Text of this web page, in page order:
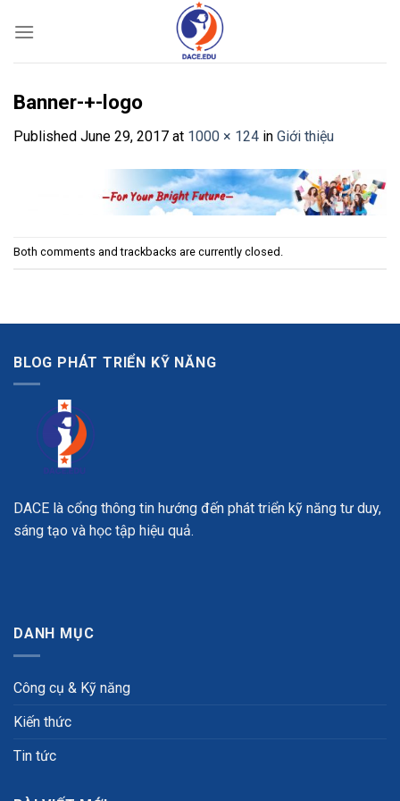
Banner-+-logo
Published June 29, 2017 at 1000 × 124 in Giới thiệu
Both comments and trackbacks are currently closed.
BLOG PHÁT TRIỂN KỸ NĂNG
DACE là cổng thông tin hướng đến phát triển kỹ năng tư duy,
sáng tạo và học tập hiệu quả.
DANH MỤC
Công cụ & Kỹ năng
Kiến thức
Tin tức